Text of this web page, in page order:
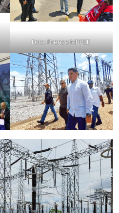
Foto: Prensa MPPEE